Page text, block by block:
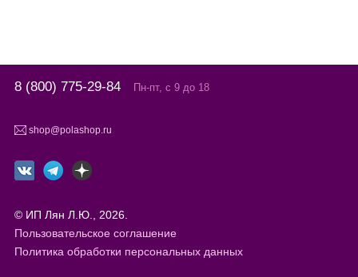
8 (800) 775-29-84 Пн-пт, с 9 до 18
shop@polashop.ru
© ИП Лян Л.Ю., 2026.
Пользовательское соглашение
Политика обработки персональных данных